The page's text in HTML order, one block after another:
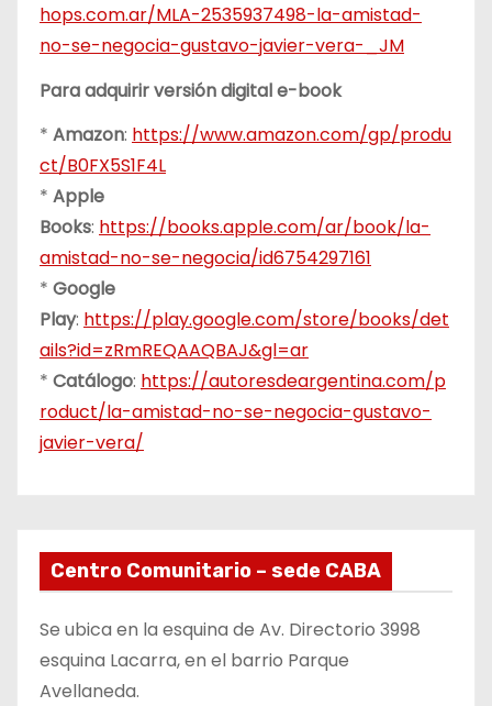
hops.com.ar/MLA-2535937498-la-amistad-
no-se-negocia-gustavo-javier-vera-_JM
Para adquirir versión digital e-book
* Amazon: https://www.amazon.com/gp/produ
ct/B0FX5S1F4L
* Apple
Books: https://books.apple.com/ar/book/la-
amistad-no-se-negocia/id6754297161
* Google
Play: https://play.google.com/store/books/det
ails?id=zRmREQAAQBAJ&gl=ar
* Catálogo: https://autoresdeargentina.com/p
roduct/la-amistad-no-se-negocia-gustavo-
javier-vera/
Centro Comunitario – sede CABA
Se ubica en la esquina de Av. Directorio 3998
esquina Lacarra, en el barrio Parque
Avellaneda.